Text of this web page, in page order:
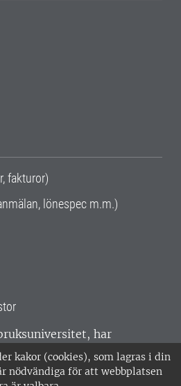
kakor (cookies), som lagras i din
nödvändiga för att webbplatsen
fakturor)
lönespec m.m.)
har
Sverige. Huvudorter är
Umeå.SLU är